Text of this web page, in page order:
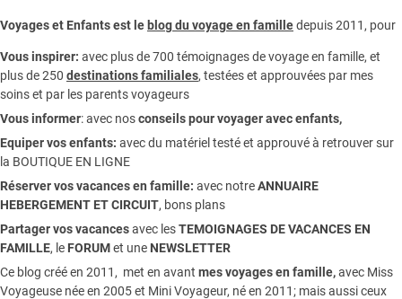
Voyages et Enfants est le blog du voyage en familledepuis 2011, pour
Vous inspirer: avec plus de 700 témoignages devoyage en famille, et
plus de 250 destinations familiales, testées et approuvées par mes
soins et par les parents voyageurs
Vous informer:avec nosconseils pour voyager avec enfants,
Equiper vos enfants: avec du matériel testé et approuvé à retrouver sur
la BOUTIQUE EN LIGNE
Réserver vos vacances en famille: avec notreANNUAIRE
HEBERGEMENT ET CIRCUIT, bons plans
Partager vos vacancesavec lesTEMOIGNAGES DE VACANCES EN
FAMILLE, le FORUMet une NEWSLETTER
Ce blog créé en 2011, met en avant mes voyages en famille,avec Miss
Voyageuse née en 2005 et Mini Voyageur, né en 2011; mais aussi ceux